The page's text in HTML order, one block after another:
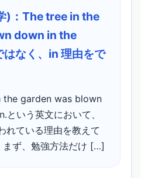
)：The tree in the
down in the
なく、in 理由をで
the garden was blown
いう英文において、
れている理由を教えて
まず、勉強方法だけ […]